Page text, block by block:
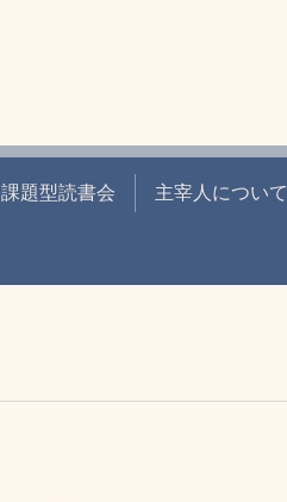
課題型読書会 主宰人について